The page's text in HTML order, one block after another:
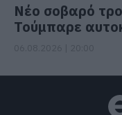
Νέο σοβαρό
Τούμπαρε